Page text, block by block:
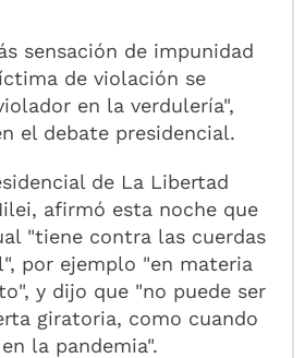
sensación de impunidad
de violación se
en la verdulería",
el debate presidencial.
de La Libertad
afirmó esta noche que
"tiene contra las cuerdas
por ejemplo "en materia
y dijo que "no puede ser
giratoria, como cuando
la pandemia".